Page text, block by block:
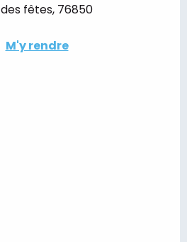
fêtes, 76850
M'y rendre